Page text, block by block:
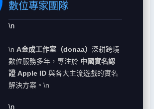
數位專家團隊
\n
\nA金成工作室（donaa）深耕跨境
數位服務多年，專注於 中國實名認
證 Apple ID 與各大主流遊戲的實名
解決方案。\n
\n